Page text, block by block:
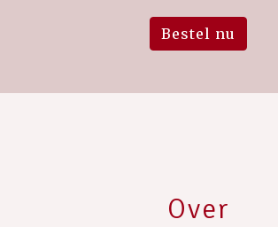
Bestel nu
Over